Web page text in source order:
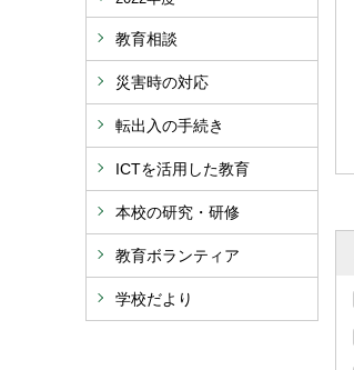
教育相談
災害時の対応
転出入の手続き
ICTを活用した教育
本校の研究・研修
教育ボランティア
学校だより